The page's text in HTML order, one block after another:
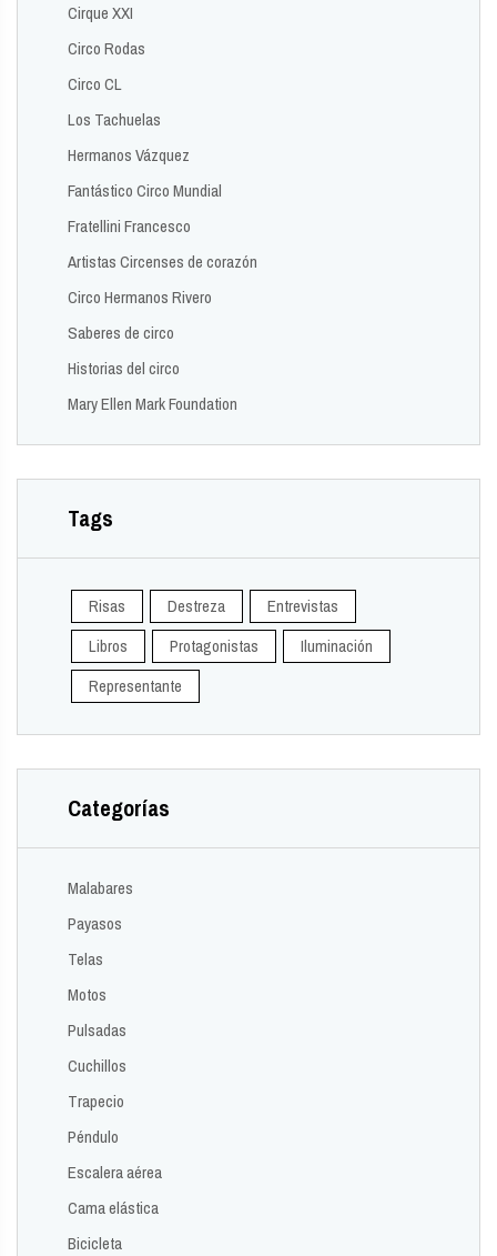
Cirque XXI
Circo Rodas
Circo CL
Los Tachuelas
Hermanos Vázquez
Fantástico Circo Mundial
Fratellini Francesco
Artistas Circenses de corazón
Circo Hermanos Rivero
Saberes de circo
Historias del circo
Mary Ellen Mark Foundation
Tags
Risas Destreza
Entrevistas
Libros
Protagonistas
Iluminación
Representante
Categorías
Malabares
Payasos
Telas
Motos
Pulsadas
Cuchillos
Trapecio
Péndulo
Escalera aérea
Cama elástica
Bicicleta